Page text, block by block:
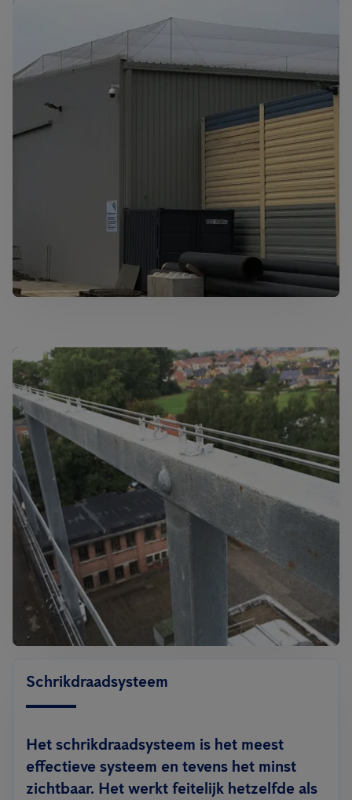
Schrikdraadsysteem
Het schrikdraadsysteem is het meest
effectieve systeem en tevens het minst
zichtbaar. Het werkt feitelijk hetzelfde als